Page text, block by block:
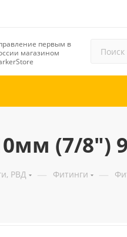
первым в
магазином
(7/8")
РВД — Фитинги —